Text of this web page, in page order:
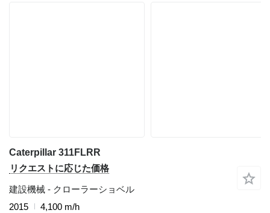
Caterpillar 311FLRR
リクエストに応じた価格
建設機械 - クローラーショベル
2015
4,100 m/h